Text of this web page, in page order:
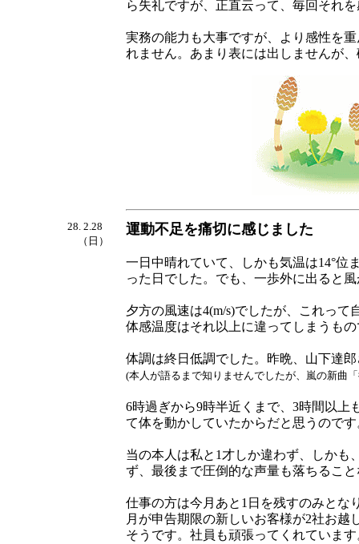
ら失礼ですが、正直云って、毎回それ
実務の能力も大事ですが、より感性を
れません。あまり表には出しませんが
28. 2.28
（日）
運動不足を痛切に感じました
一日中晴れていて、しかも気温は14°位
った日でした。でも、一歩外に出ると
夕方の風速は4(m/s)でしたが、これっ
体感温度はそれ以上に違ってしまうも
体調は終日低調でした。昨晩、山下達
(本人が語るまで知りませんでしたが、嵐の新曲
6時過ぎから9時半近くまで、3時間以上
て体を動かしていたからだと思うので
当の本人は私と1才しか違わず、しかも
ず、最後まで圧倒的な声量も落ちるこ
仕事の方は今月あと1日を残すのみとな
月が申告期限の新しいお客様が2社お
そうです。社員も頑張ってくれています